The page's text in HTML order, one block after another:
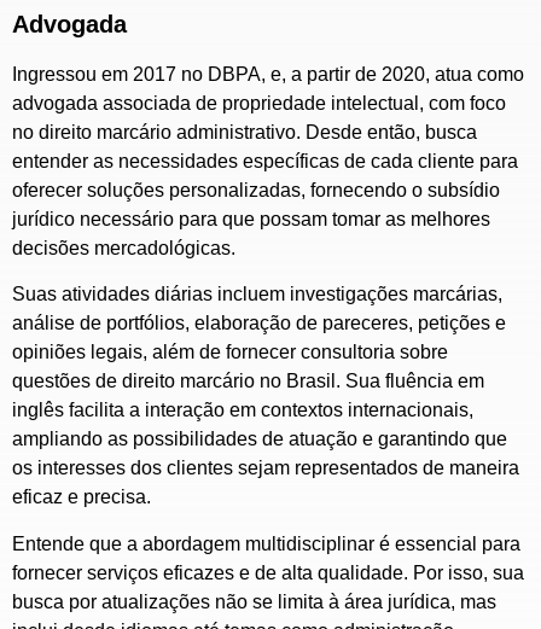
Advogada
Ingressou em 2017 no DBPA, e, a partir de 2020, atua como
advogada associada de propriedade intelectual, com foco
no direito marcário administrativo. Desde então, busca
entender as necessidades específicas de cada cliente para
oferecer soluções personalizadas, fornecendo o subsídio
jurídico necessário para que possam tomar as melhores
decisões mercadológicas.
Suas atividades diárias incluem investigações marcárias,
análise de portfólios, elaboração de pareceres, petições e
opiniões legais, além de fornecer consultoria sobre
questões de direito marcário no Brasil. Sua fluência em
inglês facilita a interação em contextos internacionais,
ampliando as possibilidades de atuação e garantindo que
os interesses dos clientes sejam representados de maneira
eficaz e precisa.
Entende que a abordagem multidisciplinar é essencial para
fornecer serviços eficazes e de alta qualidade. Por isso, sua
busca por atualizações não se limita à área jurídica, mas